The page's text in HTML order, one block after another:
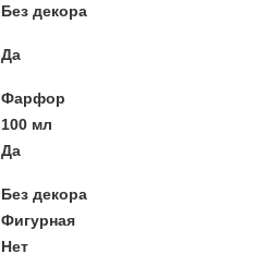
Без декора
Да
Фарфор
100 мл
Да
Без декора
Фигурная
Нет